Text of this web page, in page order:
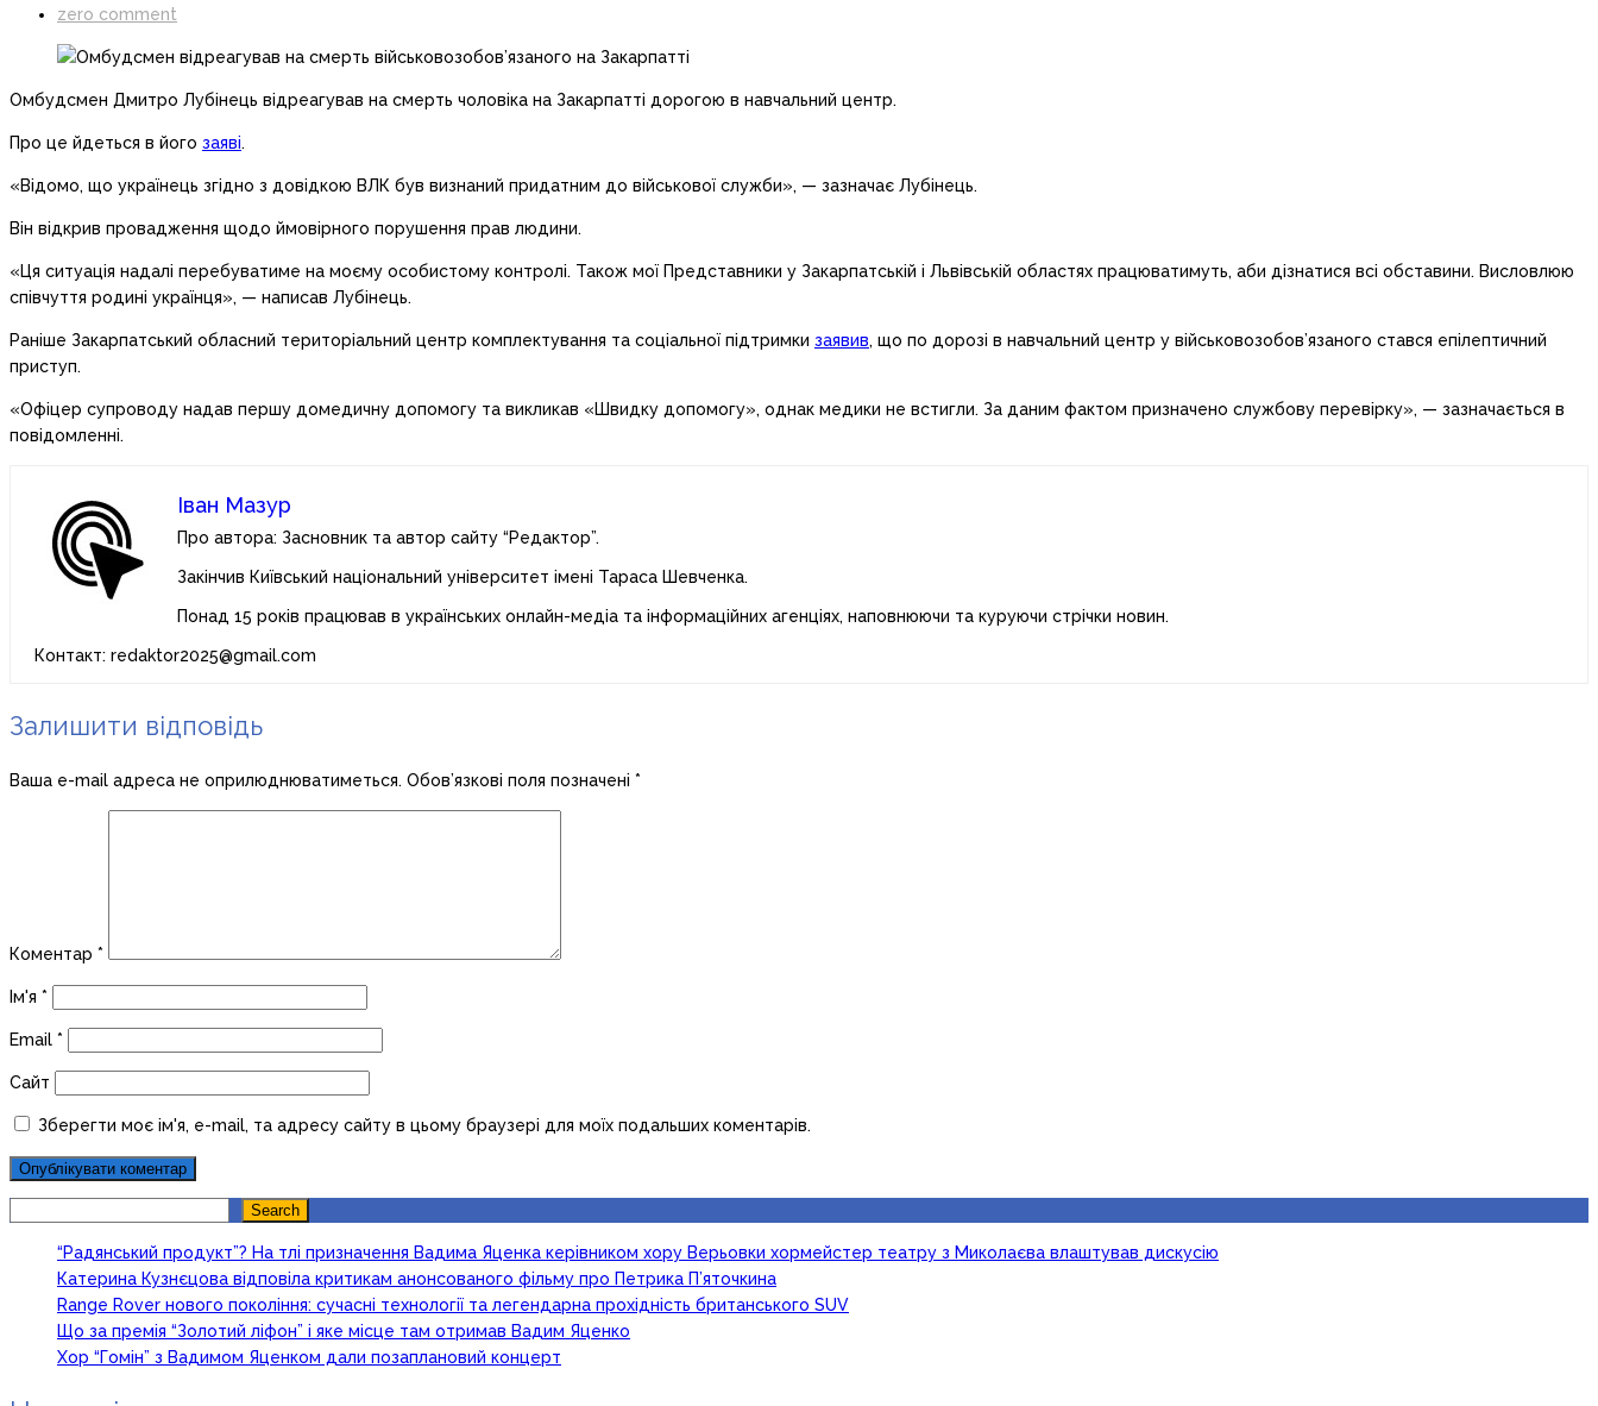
zero comment
Омбудсмен Дмитро Лубінець відреагував на смерть чоловіка на Закарпатті дорогою в навчальний центр.
Про це йдеться в його заяві.
«Відомо, що українець згідно з довідкою ВЛК був визнаний придатним до військової служби», — зазначає Лубінець.
Він відкрив провадження щодо ймовірного порушення прав людини.
«Ця ситуація надалі перебуватиме на моєму особистому контролі. Також мої Представники у Закарпатській і Львівській областях працюватимуть, аби дізнатися всі обставини. Висловлюю
співчуття родині українця», — написав Лубінець.
Раніше Закарпатський обласний територіальний центр комплектування та соціальної підтримки заявив, що по дорозі в навчальний центр у військовозобов’язаного стався епілептичний
приступ.
«Офіцер супроводу надав першу домедичну допомогу та викликав «Швидку допомогу», однак медики не встигли. За даним фактом призначено службову перевірку», — зазначається в
повідомленні.
Іван Мазур
Про автора: Засновник та автор сайту “Редактор”.
Закінчив Київський національний університет імені Тараса Шевченка.
Понад 15 років працював в українських онлайн-медіа та інформаційних агенціях, наповнюючи та куруючи стрічки новин.
Контакт: redaktor2025@gmail.com
Залишити відповідь
Ваша e-mail адреса не оприлюднюватиметься. Обов’язкові поля позначені *
Коментар *
Ім'я *
Email *
Сайт
Зберегти моє ім'я, e-mail, та адресу сайту в цьому браузері для моїх подальших коментарів.
Search
“Радянський продукт”? На тлі призначення Вадима Яценка керівником хору Верьовки хормейстер театру з Миколаєва влаштував дискусію
Катерина Кузнєцова відповіла критикам анонсованого фільму про Петрика П’яточкина
Range Rover нового покоління: сучасні технології та легендарна прохідність британського SUV
Що за премія “Золотий ліфон” і яке місце там отримав Вадим Яценко
Хор “Гомін” з Вадимом Яценком дали позаплановий концерт